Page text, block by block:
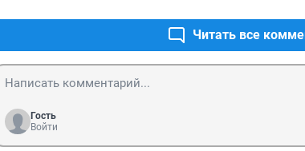
Основная возрастная группа риска — россияне
Однако директор благотворительного фонда
усомнился в цифрах доклада. По его мнению, стоит
статистики в других целях.
— Статистика по ВИЧ-инфекции обогнала
президента есть требование сократить
Читать все
Гость
Войти